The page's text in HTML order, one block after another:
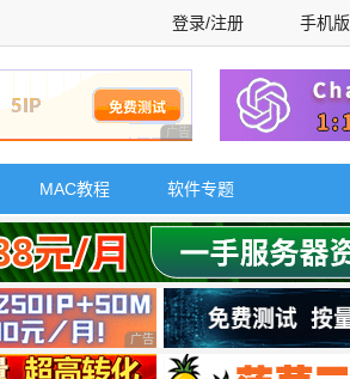
登录/注册 手机版
广告 商业广告，理性选择
MAC教程 软件专题
广告 商业广告，理性选择